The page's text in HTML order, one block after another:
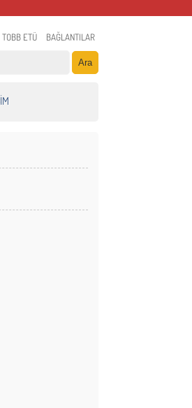
TOBB ETÜ BAĞLANTILAR